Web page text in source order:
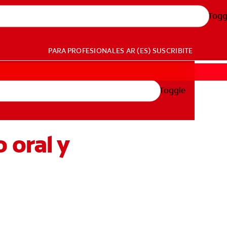
PARA PROFESIONALES AR (ES) SUSCRIBITE
Toggle
oral y